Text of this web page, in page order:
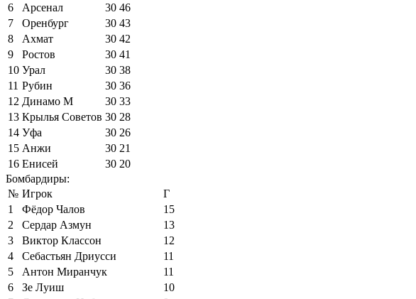
6
Арсенал 30 46
7
Оренбург 30 43
8
Ахмат 30 42
9
Ростов 30 41
10 Урал 30 38
11 Рубин 30 36
12 Динамо М 30 33
13 Крылья Советов 30 28
14 Уфа 30 26
15 Анжи 30 21
16 Енисей 30 20
Бомбардиры:
№ Игрок
Г
1
Фёдор Чалов
15
2
Сердар Азмун
13
3
Виктор Классон
12
4
Себастьян Дриусси
11
5
Антон Миранчук
11
6
Зе Луиш
10